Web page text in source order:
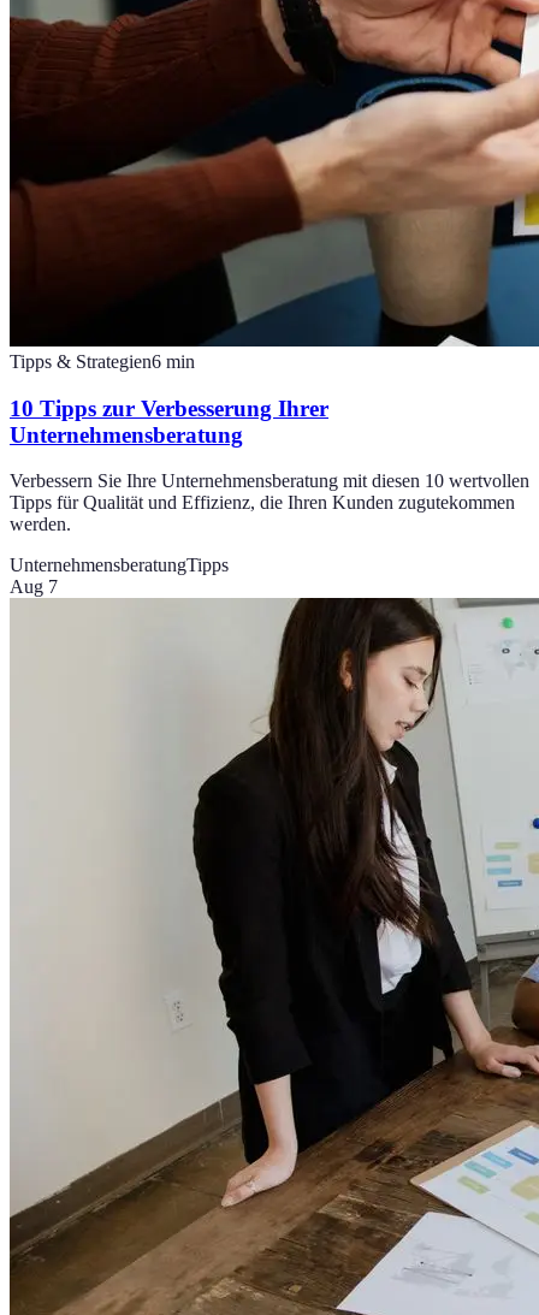
Tipps & Strategien6 min
10 Tipps zur Verbesserung Ihrer
Unternehmensberatung
Verbessern Sie Ihre Unternehmensberatung mit diesen 10 wertvollen
Tipps für Qualität und Effizienz, die Ihren Kunden zugutekommen
werden.
UnternehmensberatungTipps
Aug 7